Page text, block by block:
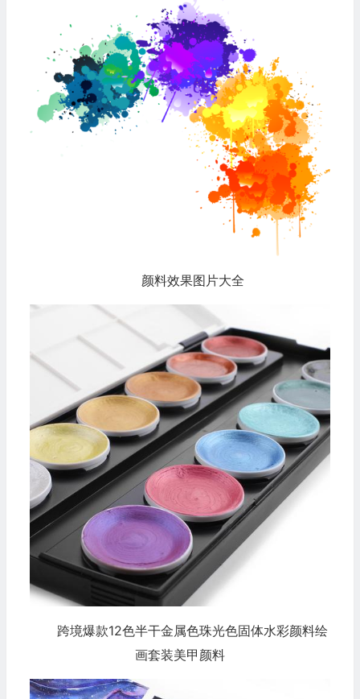
颜料效果图片大全
跨境爆款12色半干金属色珠光色固体水彩颜料绘
画套装美甲颜料